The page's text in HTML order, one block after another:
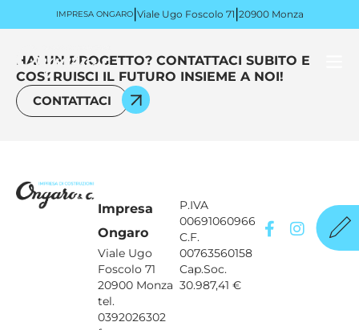
IMPRESA ONGARO|Viale Ugo Foscolo 71 |20900 Monza
HAI UN PROGETTO? CONTATTACI SUBITO E
COSTRUISCI IL FUTURO INSIEME A NOI!
CONTATTACI
Impresa
Ongaro
Viale Ugo
Foscolo 71
20900 Monza
tel.
0392026302
P.IVA
00691060966
C.F.
00763560158
Cap.Soc.
30.987,41 €